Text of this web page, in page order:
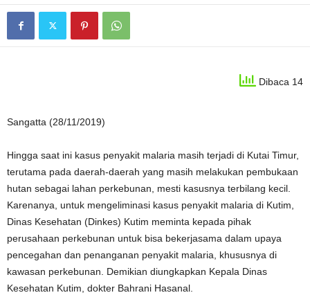
Dibaca 14
Sangatta (28/11/2019)
Hingga saat ini kasus penyakit malaria masih terjadi di Kutai Timur,
terutama pada daerah-daerah yang masih melakukan pembukaan
hutan sebagai lahan perkebunan, mesti kasusnya terbilang kecil.
Karenanya, untuk mengeliminasi kasus penyakit malaria di Kutim,
Dinas Kesehatan (Dinkes) Kutim meminta kepada pihak
perusahaan perkebunan untuk bisa bekerjasama dalam upaya
pencegahan dan penanganan penyakit malaria, khususnya di
kawasan perkebunan. Demikian diungkapkan Kepala Dinas
Kesehatan Kutim, dokter Bahrani Hasanal.